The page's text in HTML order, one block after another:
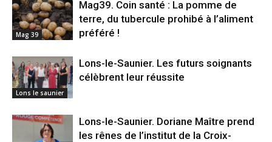
Mag 39
Mag39. Coin santé : La pomme de
terre, du tubercule prohibé à l’aliment
préféré !
Lons le saunier
Lons-le-Saunier. Les futurs soignants
célèbrent leur réussite
Lons-le-Saunier. Doriane Maître prend
les rênes de l’institut de la Croix-